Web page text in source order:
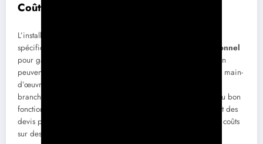
Coûts d’installation et main-d’œuvre
L’installation des panneaux solaires nécessite un savoir-faire
spécifique. Il est recommandé de faire appel à un
professionnel
pour garantir la qualité de l’installation. Les frais d’installation
peuvent représenter entre
du coût total. Cette main-
d’œuvre inclut le temps d’installation, mais également les
branchements et les raccordements électriques nécessaires au bon
fonctionnement de votre système. Plusieurs artisans proposent des
devis personnalisés, et vous pouvez également comparer les coûts
sur des plateformes comme